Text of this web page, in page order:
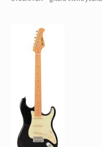
Pozostałe
Kontakt